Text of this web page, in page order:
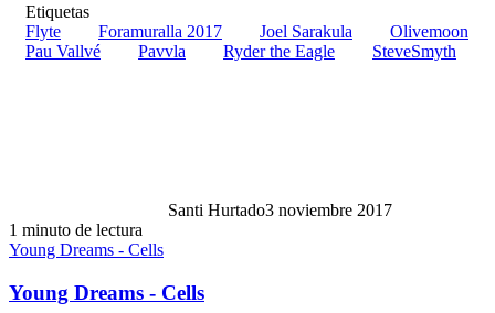
Etiquetas
Flyte
Foramuralla 2017 Joel Sarakula
Olivemoon
Pau Vallvé
Pavvla Ryder the Eagle SteveSmyth
Santi Hurtado3 noviembre 2017
1 minuto de lectura
Young Dreams - Cells
Young Dreams - Cells